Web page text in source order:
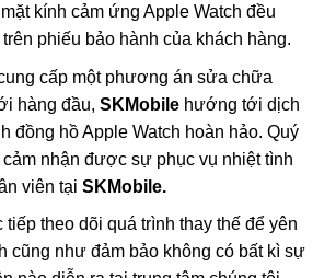
kính cảm ứng Apple Watch đều
phiếu bảo hành của khách hàng.
cấp một phương án sửa chữa
hàng đầu, SKMobile hướng tới dịch
đồng hồ Apple Watch hoàn hảo. Quý
cảm nhận được sự phục vụ nhiệt tình
viên tại SKMobile.
tiếp theo dõi quá trình thay thế để yên
cũng như đảm bảo không có bất kì sự